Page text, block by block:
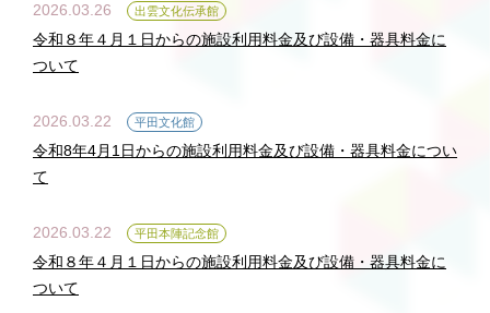
2026.03.26 出雲文化伝承館
令和８年４月１日からの施設利用料金及び設備・器具料金に
ついて
2026.03.22 平田文化館
令和8年4月1日からの施設利用料金及び設備・器具料金につい
て
2026.03.22 平田本陣記念館
令和８年４月１日からの施設利用料金及び設備・器具料金に
ついて